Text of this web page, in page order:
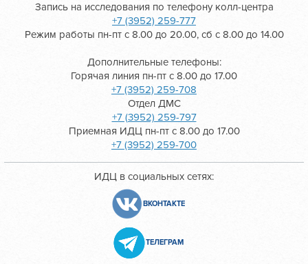
Запись на исследования по телефону колл-центра
+7 (3952) 259-777
Режим работы пн-пт с 8.00 до 20.00, сб с 8.00 до 14.00
Дополнительные телефоны:
Горячая линия пн-пт с 8.00 до 17.00
+7 (3952) 259-708
Отдел ДМС
+7 (3952) 259-797
Приемная ИДЦ пн-пт с 8.00 до 17.00
+7 (3952) 259-700
ИДЦ в социальных сетях:
ВКОНТАКТЕ
ТЕЛЕГРАМ